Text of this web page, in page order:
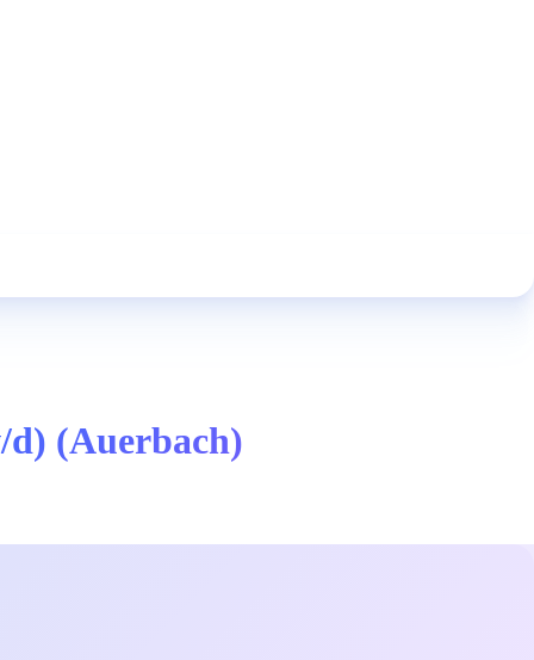
(Auerbach)